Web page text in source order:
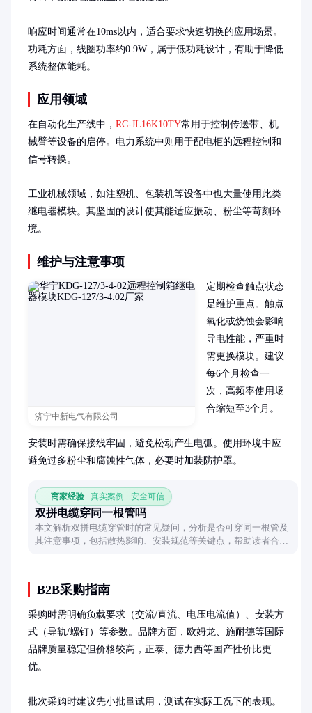
响应时间通常在10ms以内，适合要求快速切换的应用场景。
功耗方面，线圈功率约0.9W，属于低功耗设计，有助于降低
系统整体能耗。
应用领域
在自动化生产线中， RC-JL16K10TY常用于控制传送带、机
械臂等设备的启停。电力系统中则用于配电柜的远程控制和
信号转换。
工业机械领域，如注塑机、包装机等设备中也大量使用此类
继电器模块。其坚固的设计使其能适应振动、粉尘等苛刻环
境。
维护与注意事项
济宁中新电气有限公司
定期检查触点状态
是维护重点。触点
氧化或烧蚀会影响
导电性能，严重时
需更换模块。建议
每6个月检查一
次，高频率使用场
合缩短至3个月。
安装时需确保接线牢固，避免松动产生电弧。使用环境中应
避免过多粉尘和腐蚀性气体，必要时加装防护罩。
商家经验 真实案例 · 安全可信
双拼电缆穿同一根管吗
本文解析双拼电缆穿管时的常见疑问，分析是否可穿同一根管及
其注意事项，包括散热影响、安装规范等关键点，帮助读者合理
B2B采购指南
采购时需明确负载要求（交流/直流、电压电流值）、安装方
式（导轨/螺钉）等参数。品牌方面，欧姆龙、施耐德等国际
品牌质量稳定但价格较高，正泰、德力西等国产性价比更
优。
批次采购时建议先小批量试用，测试在实际工况下的表现。